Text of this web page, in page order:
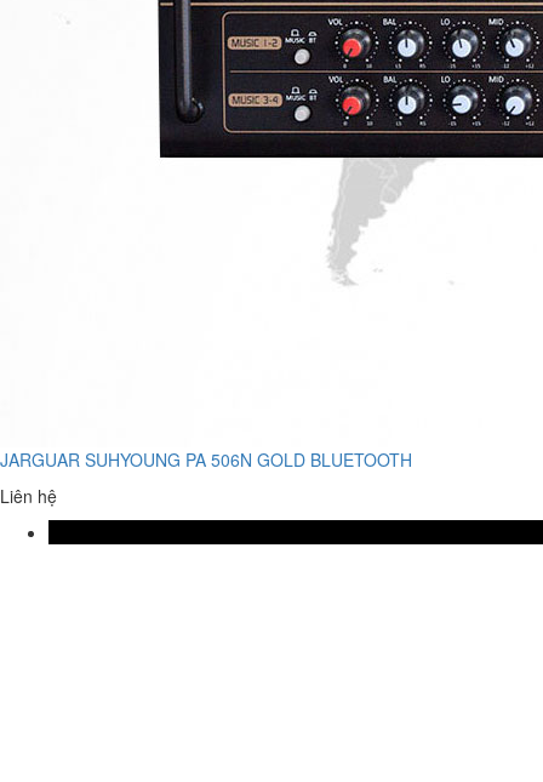
JARGUAR SUHYOUNG PA 506N GOLD BLUETOOTH
Liên hệ